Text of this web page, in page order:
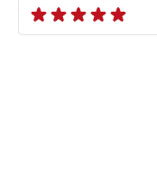
ratings.NaN